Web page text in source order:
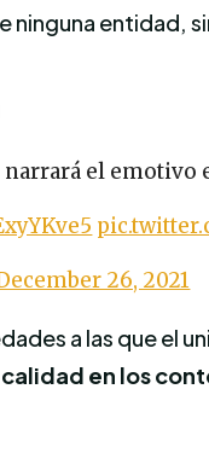
entidad,
narrará el emotivo
26, 2021
a las que el
en los